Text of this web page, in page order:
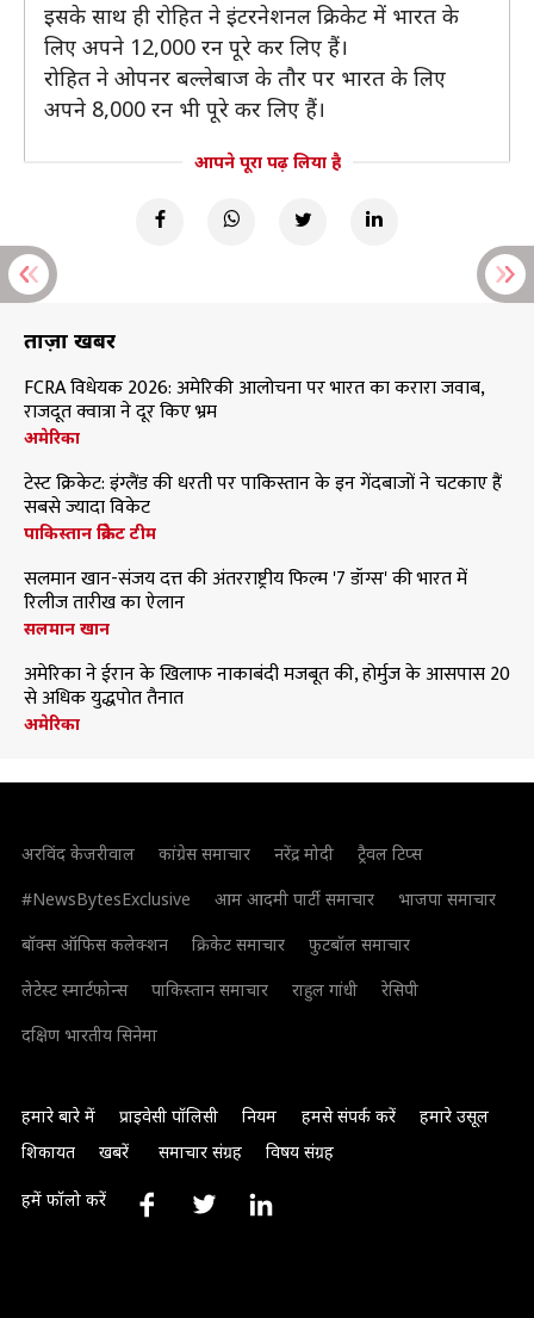
इसके साथ ही रोहित ने इंटरनेशनल क्रिकेट में भारत के
लिए अपने 12,000 रन पूरे कर लिए हैं।
रोहित ने ओपनर बल्लेबाज के तौर पर भारत के लिए
अपने 8,000 रन भी पूरे कर लिए हैं।
आपने पूरा पढ़ लिया है
ताज़ा खबरें
FCRA विधेयक 2026: अमेरिकी आलोचना पर भारत का करारा जवाब,
राजदूत क्वात्रा ने दूर किए भ्रम
अमेरिका
टेस्ट क्रिकेट: इंग्लैंड की धरती पर पाकिस्तान के इन गेंदबाजों ने चटकाए हैं
सबसे ज्यादा विकेट
पाकिस्तान क्रिकेट टीम
सलमान खान-संजय दत्त की अंतरराष्ट्रीय फिल्म '7 डॉग्स' की भारत में
रिलीज तारीख का ऐलान
सलमान खान
अमेरिका ने ईरान के खिलाफ नाकाबंदी मजबूत की, होर्मुज के आसपास 20
से अधिक युद्धपोत तैनात
अमेरिका
अरविंद केजरीवाल कांग्रेस समाचार नरेंद्र मोदी
ट्रैवल टिप्स
#NewsBytesExclusive
आम आदमी पार्टी समाचार
भाजपा समाचार
बॉक्स ऑफिस कलेक्शन
क्रिकेट समाचार
फुटबॉल समाचार
लेटेस्ट स्मार्टफोन्स
पाकिस्तान समाचार राहुल गांधी
रेसिपी
दक्षिण भारतीय सिनेमा
हमारे बारे में प्राइवेसी पॉलिसी नियम हमसे संपर्क करें
हमारे उसूल
शिकायत
खबरें समाचार संग्रह विषय संग्रह
हमें फॉलो करें